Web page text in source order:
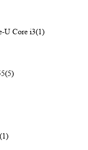
U Core i3(1)
(5)
(1)